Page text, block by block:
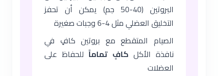
البروتين (40-50 جم) يمكن أن تحفز
التخليق العضلي مثل 4-6 وجبات صغيرة
الصيام المتقطع مع بروتين كافٍ في
نافذة الأكلكافٍ تماماًللحفاظ على
العضلات